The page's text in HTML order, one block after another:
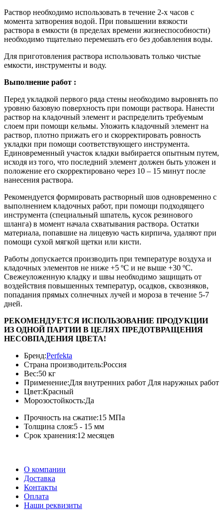
Раствор необходимо использовать в течение 2-х часов с
момента затворения водой. При повышении вязкости
раствора в емкости (в пределах времени жизнеспособности)
необходимо тщательно перемешать его без добавления воды.
Для приготовления раствора использовать только чистые
емкости, инструменты и воду.
Выполнение работ :
Перед укладкой первого ряда стены необходимо выровнять по
уровню базовую поверхность при помощи раствора. Нанести
раствор на кладочный элемент и распределить требуемым
слоем при помощи кельмы. Уложить кладочный элемент на
раствор, плотно прижать его и скорректировать ровность
укладки при помощи соответствующего инструмента.
Единовременный участок кладки выбирается опытным путем,
исходя из того, что последний элемент должен быть уложен и
положение его скорректировано через 10 – 15 минут после
нанесения раствора.
Рекомендуется формировать растворный шов одновременно с
выполнением кладочных работ, при помощи подходящего
инструмента (специальный шпатель, кусок резинового
шланга) в момент начала схватывания раствора. Остатки
материала, попавшие на лицевую часть кирпича, удаляют при
помощи сухой мягкой щетки или кисти.
Работы допускается производить при температуре воздуха и
кладочных элементов не ниже +5 ºС и не выше +30 ºС.
Свежеуложенную кладку и швы необходимо защищать от
воздействия повышенных температур, осадков, сквозняков,
попадания прямых солнечных лучей и мороза в течение 5-7
дней.
РЕКОМЕНДУЕТСЯ ИСПОЛЬЗОВАНИЕ ПРОДУКЦИИ
ИЗ ОДНОЙ ПАРТИИ В ЦЕЛЯХ ПРЕДОТВРАЩЕНИЯ
НЕСОВПАДЕНИЯ ЦВЕТА!
Бренд:Perfekta
Страна производитель:Россия
Вес:50 кг
Применение:Для внутренних работ Для наружных работ
Цвет:Красный
Морозостойкость:Да
Прочность на сжатие:15 МПа
Толщина слоя:5 - 15 мм
Срок хранения:12 месяцев
О компании
Доставка
Контакты
Оплата
Наши реквизиты